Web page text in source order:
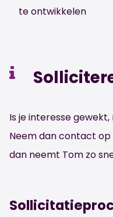
te ontwikkelen
Is je interesse
Neem dan contact
dan neemt Tom zo